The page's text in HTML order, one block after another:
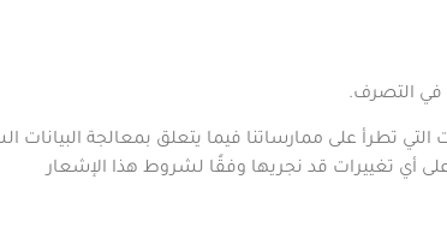
في التصرف.
تطرأ على ممارساتنا فيما يتعلق بمعالجة البيانات
أي تغييرات قد نجريها وفقًا لشروط هذا الإشعار